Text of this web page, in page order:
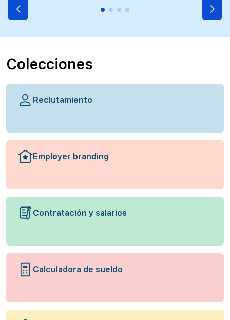
Colecciones
Reclutamiento
Employer branding
Contratación y salarios
Calculadora de sueldo